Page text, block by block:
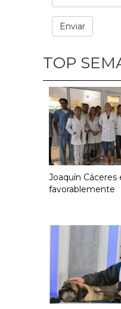
TOP
Joaquín Cáceres
favorablemente